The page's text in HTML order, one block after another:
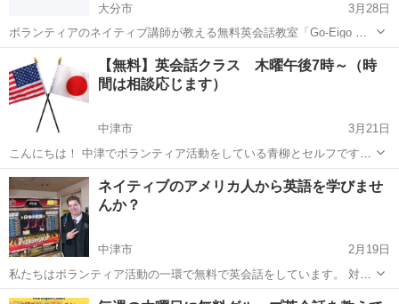
大分市
3月28日
ボランティアのネイティブ講師が教える無料英会話教室「Go-Eigo ミ
ッションスクール」の 大分クラスです Go-Eigo ミッションスクールは
60年以上の歴史を持つ無料英会話教室です。主にアメリカから来たボ
ランティア...
大分 英会話 クラス
【無料】英会話クラス 木曜午後7時～（時
間は相談応じます）
中津市
3月21日
こんにちは！ 中津でボランティア活動をしている青柳とセルフです！
私たちは無料で英語のクラスを木曜7時からしています！ なかなか外
国人と話す機会がないという方！ 英語を勉強してみたいという方！ ゲ
ームで外国人と...
大分 中津市 英会話 クラス
ネイティブのアメリカ人から英語を学びませ
んか？
中津市
2月19日
私たちはボランティア活動の一環で無料で英会話をしています。 対面
やオンラインでもしています！ 外国人の友達が欲しい！ 英語を話せる
大分 中津市 英会話 ネイティブ